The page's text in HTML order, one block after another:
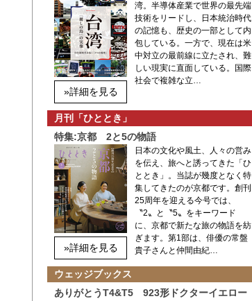
»詳細を見る
湾。半導体産業で世界の最先端
技術をリードし、日本統治時代
の記憶も、歴史の一部として内
包している。一方で、現在は米
中対立の最前線に立たされ、難
しい現実に直面している。国際
社会で複雑な立…
月刊「ひととき」
特集:京都 2と5の物語
»詳細を見る
日本の文化や風土、人々の営み
を伝え、旅へと誘ってきた「ひ
ととき」。当誌が幾度となく特
集してきたのが京都です。創刊
25周年を迎える今号では、
〝2〟と〝5〟をキーワード
に、京都で新たな旅の物語を紡
ぎます。第1部は、俳優の常盤
貴子さんと仲間由紀…
ウェッジブックス
ありがとうT4&T5 923形ドクターイエロー